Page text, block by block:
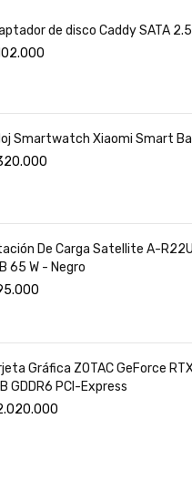
de disco Caddy SATA
Reloj Smartwatch Xiaomi Smart
De Carga Satellite A-
65 W - Negro
Gráfica ZOTAC GeForce
GDDR6 PCI-Express